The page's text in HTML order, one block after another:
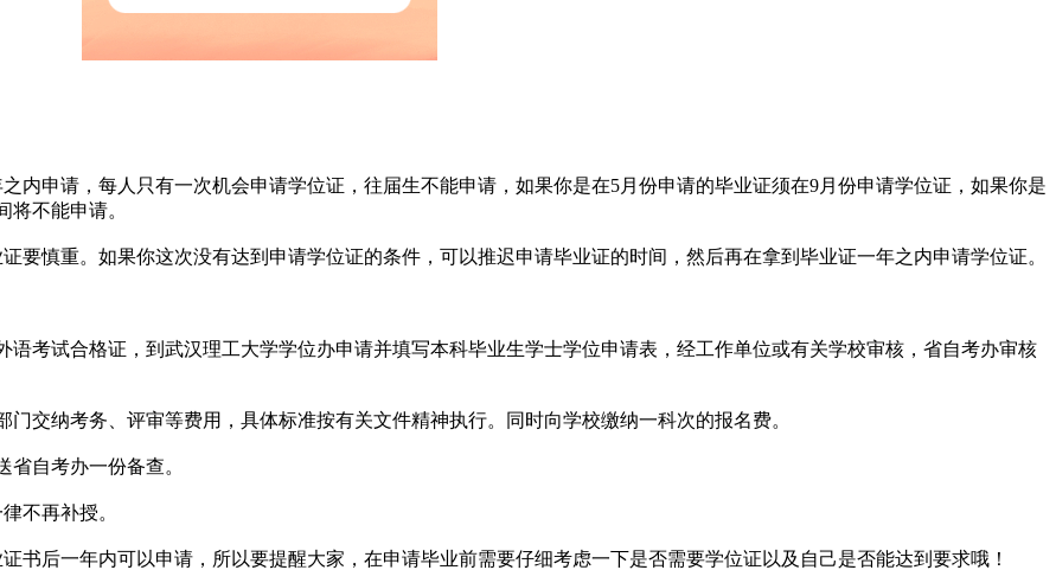
内申请，每人只有一次机会申请学位证，往届生不能申请，如果你是在5月份申请的毕业证须在9月份申请学位证，如果你是
不能申请。
要慎重。如果你这次没有达到申请学位证的条件，可以推迟申请毕业证的时间，然后再在拿到毕业证一年之内申请学位证。
考试合格证，到武汉理工大学学位办申请并填写本科毕业生学士学位申请表，经工作单位或有关学校审核，省自考办审核
交纳考务、评审等费用，具体标准按有关文件精神执行。同时向学校缴纳一科次的报名费。
自考办一份备查。
不再补授。
书后一年内可以申请，所以要提醒大家，在申请毕业前需要仔细考虑一下是否需要学位证以及自己是否能达到要求哦！